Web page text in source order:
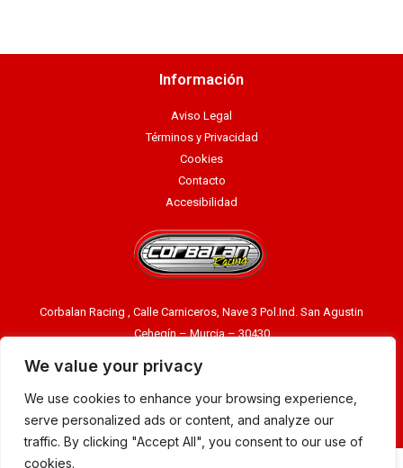
We value your privacy
We use cookies to enhance your browsing experience,
serve personalized ads or content, and analyze our
traffic. By clicking "Accept All", you consent to our use of
cookies.
Información
Aviso Legal
Términos y Privacidad
Cookies
Contacto
Accesibilidad
Corbalan Racing , Calle Carniceros, Nave 3 Pol.Ind. San Agustin
Cehegín – Murcia – 30430
Email:info@corbalanracing.com
Corbalan Racing ® 2023 |> Diseño:Manager-Community